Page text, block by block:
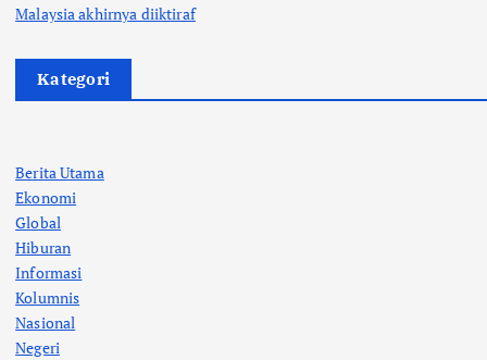
Malaysia akhirnya diiktiraf
Kategori
Berita Utama
Ekonomi
Global
Hiburan
Informasi
Kolumnis
Nasional
Negeri